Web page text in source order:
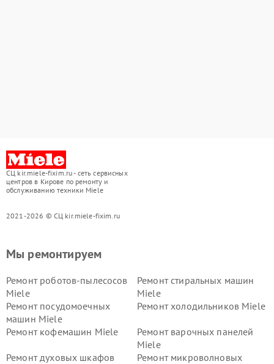
СЦ kir.miele-fixim.ru - сеть сервисных
центров в Кирове по ремонту и
обслуживанию техники Miele
2021-2026 © СЦ kir.miele-fixim.ru
Мы ремонтируем
Ремонт роботов-пылесосов
Miele
Ремонт стиральных машин
Miele
Ремонт посудомоечных
машин Miele
Ремонт холодильников Miele
Ремонт кофемашин Miele
Ремонт варочных панелей
Miele
Ремонт духовых шкафов
Ремонт микроволновых